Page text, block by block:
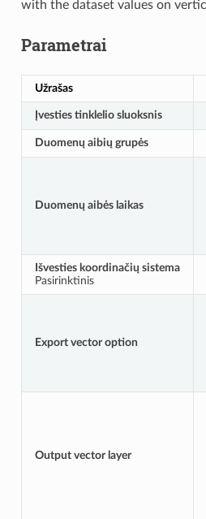
with the dataset values on
Parametrai
Užrašas
Įvesties tinklelio sluoksnis
Duomenų aibių grupės
Duomenų aibės laikas
Išvesties koordinačių sistema
Pasirinktinis
Export vector option
Output vector layer